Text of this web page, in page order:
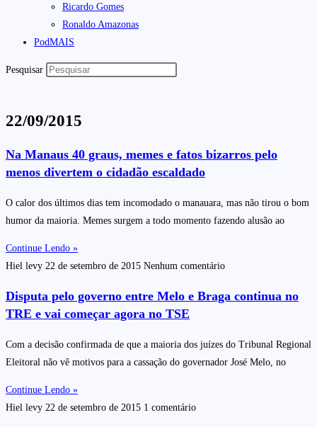
Ricardo Gomes
Ronaldo Amazonas
PodMAIS
Pesquisar
22/09/2015
Na Manaus 40 graus, memes e fatos bizarros pelo
menos divertem o cidadão escaldado
O calor dos últimos dias tem incomodado o manauara, mas não tirou o bom
humor da maioria. Memes surgem a todo momento fazendo alusão ao
Continue Lendo »
Hiel levy 22 de setembro de 2015 Nenhum comentário
Disputa pelo governo entre Melo e Braga continua no
TRE e vai começar agora no TSE
Com a decisão confirmada de que a maioria dos juízes do Tribunal Regional
Eleitoral não vê motivos para a cassação do governador José Melo, no
Continue Lendo »
Hiel levy 22 de setembro de 2015 1 comentário